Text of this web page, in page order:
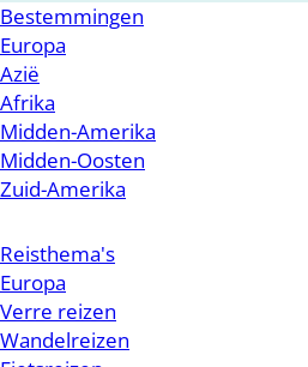
Bestemmingen
Europa
Azië
Afrika
Midden-Amerika
Midden-Oosten
Zuid-Amerika
Reisthema's
Europa
Verre reizen
Wandelreizen